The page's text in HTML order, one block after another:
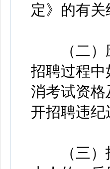
定》的有关
（二）应
招聘过程
消考试资
开招聘违
（三）招